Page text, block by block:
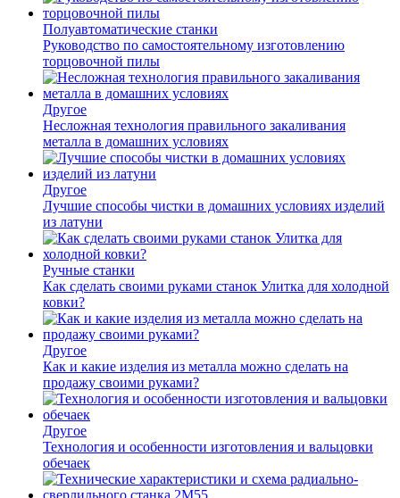
Полуавтоматические станки
Руководство по самостоятельному изготовлению
торцовочной пилы
Другое
Несложная технология правильного закаливания
металла в домашних условиях
Другое
Лучшие способы чистки в домашних условиях изделий
из латуни
Ручные станки
Как сделать своими руками станок Улитка для холодной
ковки?
Другое
Как и какие изделия из металла можно сделать на
продажу своими руками?
Другое
Технология и особенности изготовления и вальцовки
обечаек